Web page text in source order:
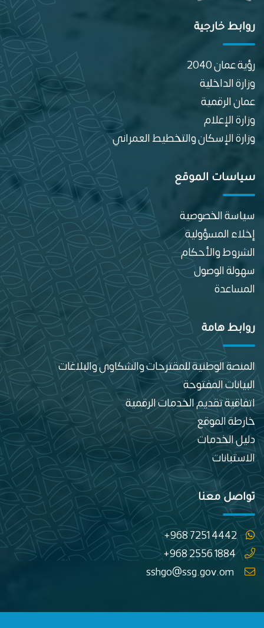
روابط خارجية
رؤية عمان 2040
وزارة الداخلية
عمان الرقمية
وزارة الإعلام
وزارة الإسكان والتخطيط العمراني
سياسات الموقع
سياسة الخصوصية
إخلاء المسؤولية
الشروط والأحكام
سهولة الوصول
المساعدة
روابط هامة
المنصة الوطنية للمقترحات والشكاوى والبلاغات
البيانات المفتوحة
اتفاقية تقديم الخدمات الرقمية
خارطة الموقع
دليل الخدمات
الاستبانات
تواصل معنا
+968 7251 4442
+968 2556 1884